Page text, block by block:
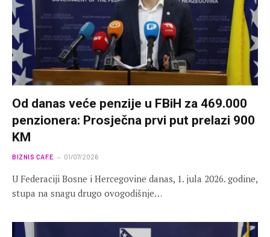
Od danas veće penzije u FBiH za 469.000
penzionera: Prosječna prvi put prelazi 900
KM
BIZNIS CAFE 01/07/2026
U Federaciji Bosne i Hercegovine danas, 1. jula 2026. godine,
stupa na snagu drugo ovogodišnje…